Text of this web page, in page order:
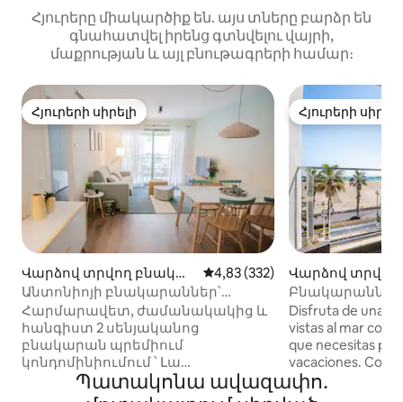
Հյուրերը միակարծիք են. այս տները բարձր են
գնահատվել իրենց գտնվելու վայրի,
մաքրության և այլ բնութագրերի համար։
Հյուրերի սիրելի
Հյուրերի սիրելի
Վարձով տրվող բնակա
րան Alboraya-ում
Միջին վարկանիշը՝ 5-ից
4,83 (332)
Անտոնիոյի բնակարաններ՝
ԼՈՂԱՎԱԶԱՆ, ընտանեկան
բնակարան
Հարմարավետ, ժամանակակից և
հանգիստ 2 սենյականոց
բնակարան պրեմիում
կոնդոմինիումում ՝ Լա
Պատակոնա լողափում գտնվող
արտոնյալ վայրով ։ Մասնավոր
Հյուրերի
Հյուրերի
Վարձով
րան Valencia-
Բնակարաններ
Malvarrosa,
Disfruta de una
vistas al mar con
que necesitas
vacaciones.
obsequiamos con
para iniciar tu
Պատակոնա ավազափո․